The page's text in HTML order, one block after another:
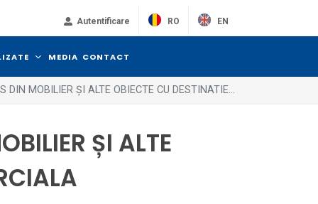
Autentificare RO EN
MEDIA CONTACT
DIN MOBILIER ȘI ALTE OBIECTE CU DESTINATIE...
ȘI ALTE